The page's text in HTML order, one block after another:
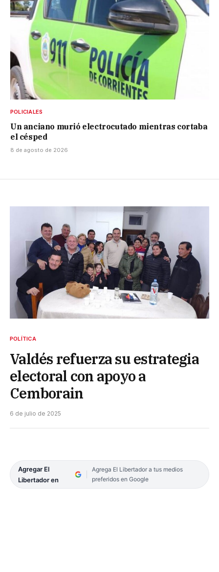
POLICIALES
Un anciano murió electrocutado mientras cortaba
el césped
8 de agosto de 2026
POLÍTICA
Valdés refuerza su estrategia
electoral con apoyo a
Cemborain
6 de julio de 2025
Agregar El
Libertador en
Agrega El Libertador a tus medios
preferidos en Google